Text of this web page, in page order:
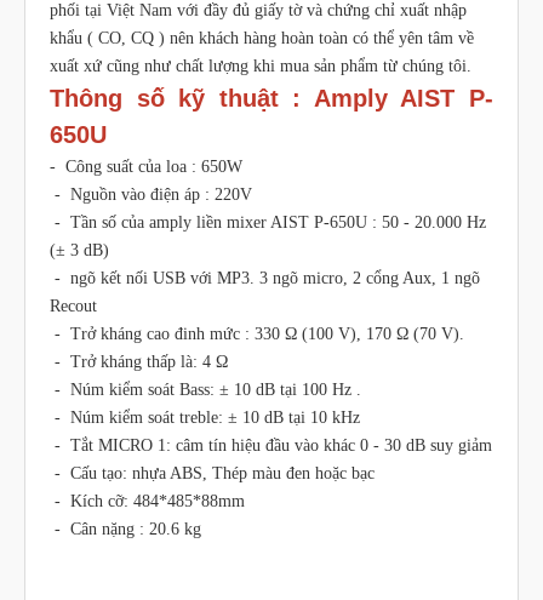
phối tại Việt Nam với đầy đủ giấy tờ và chứng chỉ xuất nhập
khẩu ( CO, CQ ) nên khách hàng hoàn toàn có thể yên tâm về
xuất xứ cũng như chất lượng khi mua sản phẩm từ chúng tôi.
Thông số kỹ thuật : Amply AIST P-
650U
- Công suất của loa : 650W
- Nguồn vào điện áp : 220V
- Tần số của amply liền mixer AIST P-650U : 50 - 20.000 Hz
(± 3 dB)
- ngõ kết nối USB với MP3. 3 ngõ micro, 2 cổng Aux, 1 ngõ
Recout
- Trở kháng cao đinh mức : 330 Ω (100 V), 170 Ω (70 V).
- Trở kháng thấp là: 4 Ω
- Núm kiểm soát Bass: ± 10 dB tại 100 Hz .
- Núm kiểm soát treble: ± 10 dB tại 10 kHz
- Tắt MICRO 1: câm tín hiệu đầu vào khác 0 - 30 dB suy giảm
- Cấu tạo: nhựa ABS, Thép màu đen hoặc bạc
- Kích cỡ: 484*485*88mm
- Cân nặng : 20.6 kg